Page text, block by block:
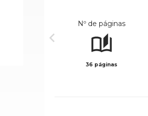
Nº de páginas
36 páginas